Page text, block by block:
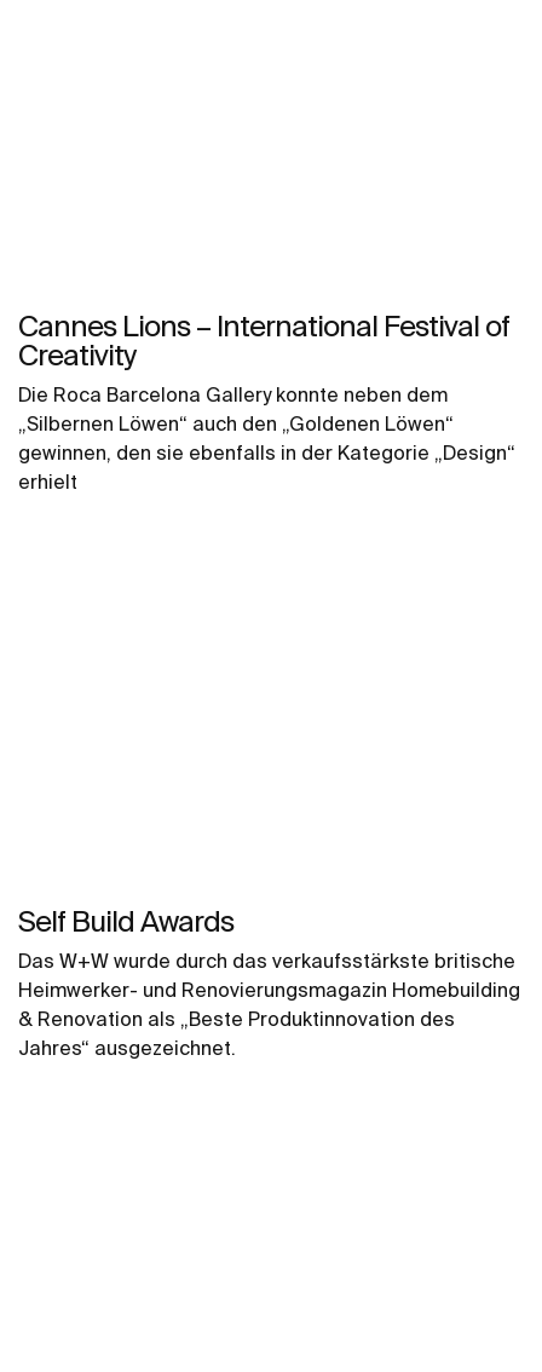
Cannes Lions – International Festival of
Creativity
Die Roca Barcelona Gallery konnte neben dem
„Silbernen Löwen“ auch den „Goldenen Löwen“
gewinnen, den sie ebenfalls in der Kategorie „Design“
erhielt
Self Build Awards
Das W+W wurde durch das verkaufsstärkste britische
Heimwerker- und Renovierungsmagazin Homebuilding
& Renovation als „Beste Produktinnovation des
Jahres“ ausgezeichnet.